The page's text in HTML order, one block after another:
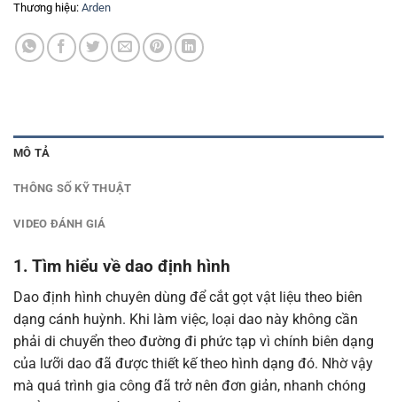
Thương hiệu: Arden
MÔ TẢ
THÔNG SỐ KỸ THUẬT
VIDEO ĐÁNH GIÁ
1. Tìm hiểu về dao định hình
Dao định hình chuyên dùng để cắt gọt vật liệu theo biên
dạng cánh huỳnh. Khi làm việc, loại dao này không cần
phải di chuyển theo đường đi phức tạp vì chính biên dạng
của lưỡi dao đã được thiết kế theo hình dạng đó. Nhờ vậy
mà quá trình gia công đã trở nên đơn giản, nhanh chóng